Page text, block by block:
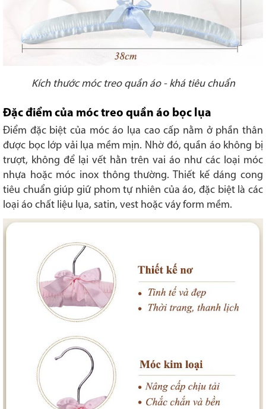
Kích thước móc treo quần áo - khá tiêu chuẩn
Đặc điểm của móc treo quần áo bọc lụa
Điểm đặc biệt của móc áo lụa cao cấp nằm ở phần thân
được bọc lớp vải lụa mềm mịn. Nhờ đó, quần áo không bị
trượt, không để lại vết hằn trên vai áo như các loại móc
nhựa hoặc móc inox thông thường. Thiết kế dáng cong
tiêu chuẩn giúp giữ phom tự nhiên của áo, đặc biệt là các
loại áo chất liệu lụa, satin, vest hoặc váy form mềm.